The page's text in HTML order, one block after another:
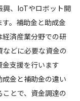
興、IoTやロボット開
。補助金と助成金
済産業分野での研
どに必要な資金の
支援を行います
金と補助金の違い
とで、資金調達の